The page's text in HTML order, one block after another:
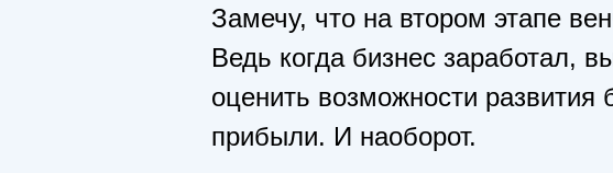
Замечу, что на втором этапе
Ведь когда бизнес заработал,
оценить возможности
прибыли. И наоборот.